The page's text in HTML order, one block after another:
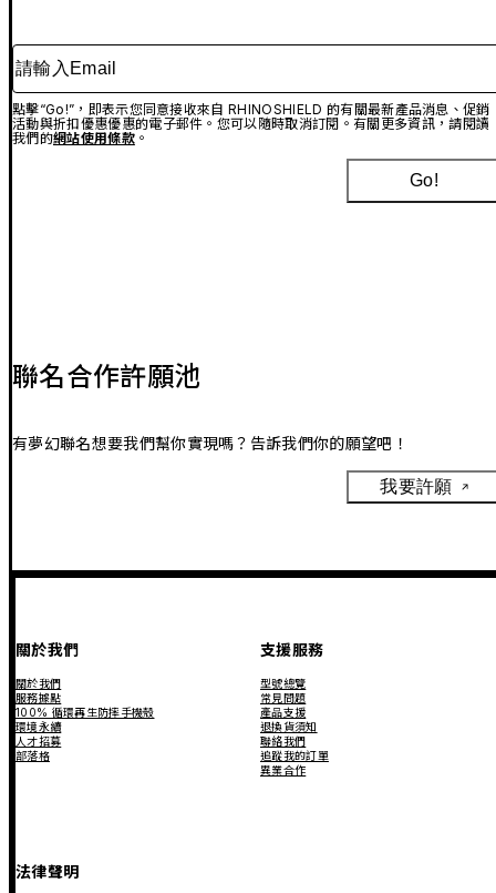
請輸入Email
點擊“Go!”，即表示您同意接收來自 RHINOSHIELD 的有關最新產品消息、促銷
活動與折扣優惠優惠的電子郵件。您可以隨時取消訂閱。有關更多資訊，請閱讀
我們的網站使用條款。
Go!
聯名合作許願池
有夢幻聯名想要我們幫你實現嗎？告訴我們你的願望吧！
我要許願
關於我們
關於我們
服務據點
100% 循環再生防摔手機殼
環境永續
人才招募
部落格
支援服務
型號總覽
常見問題
產品支援
退換貨須知
聯絡我們
追蹤我的訂單
異業合作
法律聲明